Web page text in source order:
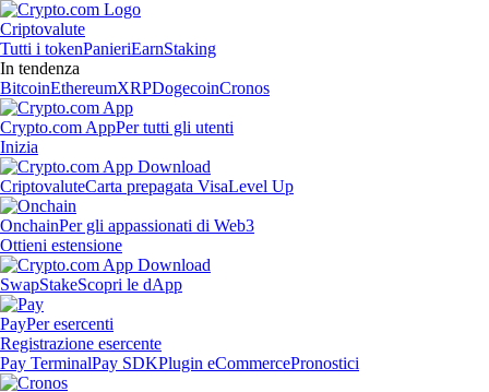
Criptovalute
Tutti i tokenPanieriEarnStaking
In tendenza
BitcoinEthereumXRPDogecoinCronos
Crypto.com AppPer tutti gli utenti
Inizia
CriptovaluteCarta prepagata VisaLevel Up
OnchainPer gli appassionati di Web3
Ottieni estensione
SwapStakeScopri le dApp
PayPer esercenti
Registrazione esercente
Pay TerminalPay SDKPlugin eCommercePronostici